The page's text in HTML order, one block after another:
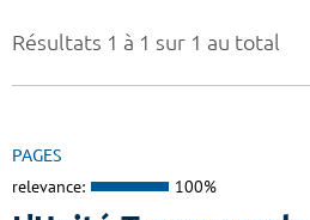
Résultats 1 à 1 sur 1 au total
PAGES
relevance: 100%